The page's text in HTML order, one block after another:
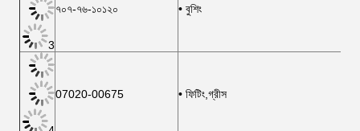
3
৭০৭-৭৬-১০১২০ • বুশিং
07020-00675 • ফিটিং,গ্রীস